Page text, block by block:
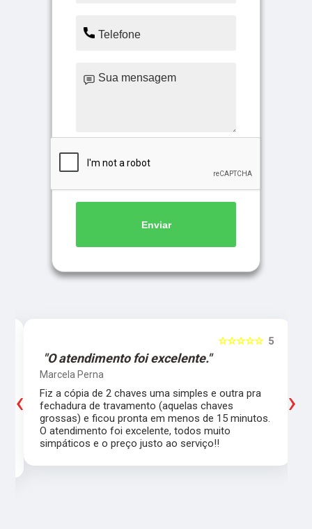
Enviar
5
☆☆☆☆☆
"O atendimento foi excelente."
Marcela Perna
Fiz a cópia de 2 chaves uma simples e outra pra
fechadura de travamento (aquelas chaves
grossas) e ficou pronta em menos de 15 minutos.
O atendimento foi excelente, todos muito
simpáticos e o preço justo ao serviço!!
‹ ›